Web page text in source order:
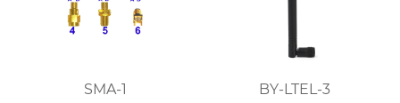
SMA-1 BY-LTEL-3